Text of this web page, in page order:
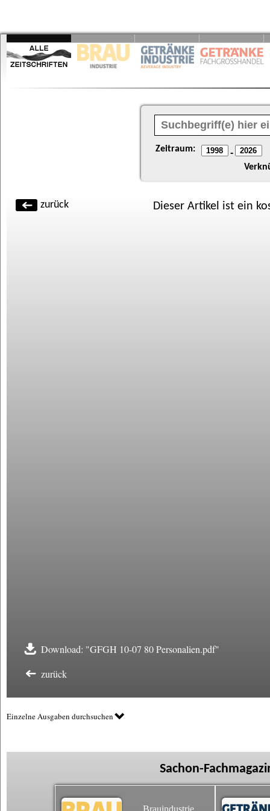
Zeitraum: -
zurück Dieser Artikel ist ein
Download: "GFGH 10-07 80 Personalien.pdf"
zurück
Einzelne Ausgaben durchsuchen
Sachon-
Brauindustrie